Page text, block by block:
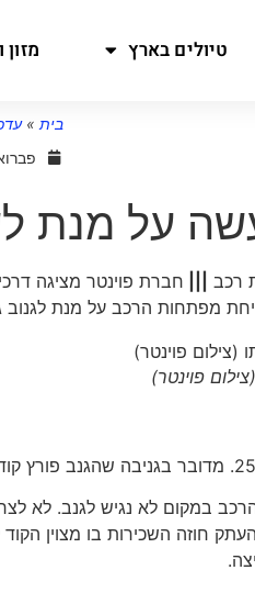
טיולים בארץ
בית »
פברואר 1,
על מנת
רכב חברת פוינטר מציגה
מפתחות הרכב על מנת
פוינטר)
במקום לא נגיש לגנב. לא
חוזה השכירות בו מצוין